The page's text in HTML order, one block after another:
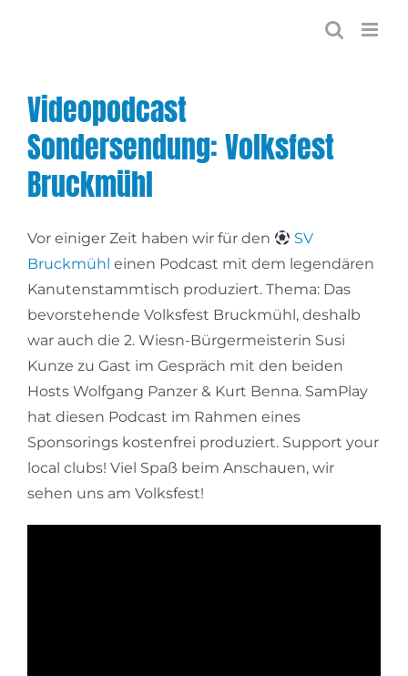
Videopodcast
Sondersendung: Volksfest
Bruckmühl
Vor einiger Zeit haben wir für den
SV
Bruckmühl einen Podcast mit dem legendären
Kanutenstammtisch produziert. Thema: Das
bevorstehende Volksfest Bruckmühl, deshalb
war auch die 2. Wiesn-Bürgermeisterin Susi
Kunze zu Gast im Gespräch mit den beiden
Hosts Wolfgang Panzer & Kurt Benna. SamPlay
hat diesen Podcast im Rahmen eines
Sponsorings kostenfrei produziert. Support your
local clubs! Viel Spaß beim Anschauen, wir
sehen uns am Volksfest!